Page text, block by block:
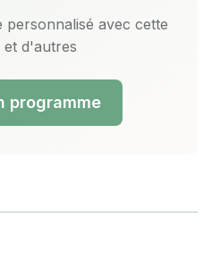
avec cette
et d'autres
programme